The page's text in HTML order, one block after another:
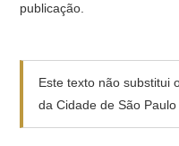
publicação.
Este texto não substitui
da Cidade de São Paulo